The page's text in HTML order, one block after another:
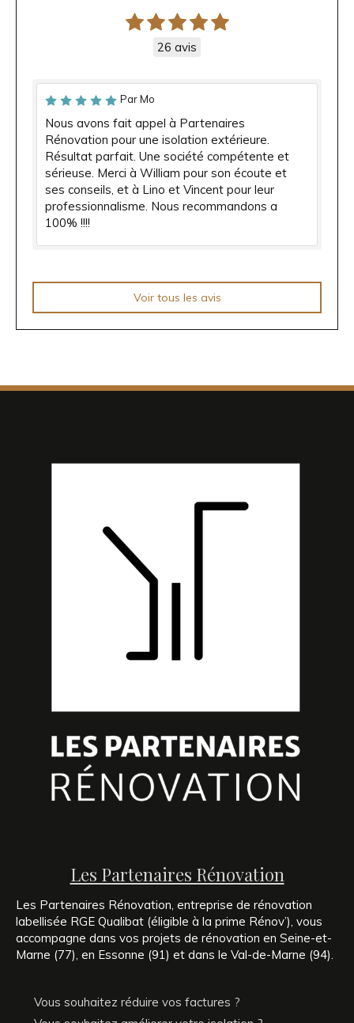
26 avis
Par Mo
Nous avons fait appel à Partenaires
Rénovation pour une isolation extérieure.
Résultat parfait. Une société compétente et
sérieuse. Merci à William pour son écoute et
ses conseils, et à Lino et Vincent pour leur
professionnalisme. Nous recommandons a
100% !!!!
Voir tous les avis
Les Partenaires Rénovation
Les Partenaires Rénovation, entreprise de rénovation
labellisée RGE Qualibat (éligible à la prime Rénov’), vous
accompagne dans vos projets de rénovation en Seine-et-
Marne (77), en Essonne (91) et dans le Val-de-Marne (94).
Vous souhaitez réduire vos factures ?